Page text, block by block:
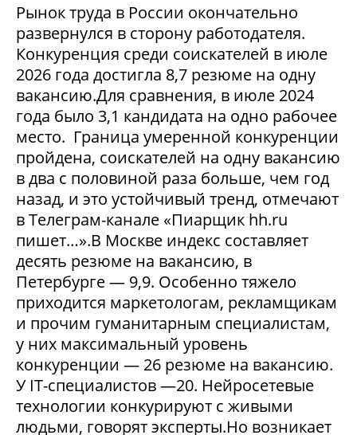
Рынок труда в России окончательно
развернулся в сторону работодателя.
Конкуренция среди соискателей в июле
2026 года достигла 8,7 резюме на одну
вакансию.Для сравнения, в июле 2024
года было 3,1 кандидата на одно рабочее
место. Граница умеренной конкуренции
пройдена, соискателей на одну вакансию
в два с половиной раза больше, чем год
назад, и это устойчивый тренд, отмечают
в Телеграм-канале «Пиарщик hh.ru
пишет…».В Москве индекс составляет
десять резюме на вакансию, в
Петербурге — 9,9. Особенно тяжело
приходится маркетологам, рекламщикам
и прочим гуманитарным специалистам,
у них максимальный уровень
конкуренции — 26 резюме на вакансию.
У IT-специалистов —20. Нейросетевые
технологии конкурируют с живыми
людьми, говорят эксперты.Но возникает